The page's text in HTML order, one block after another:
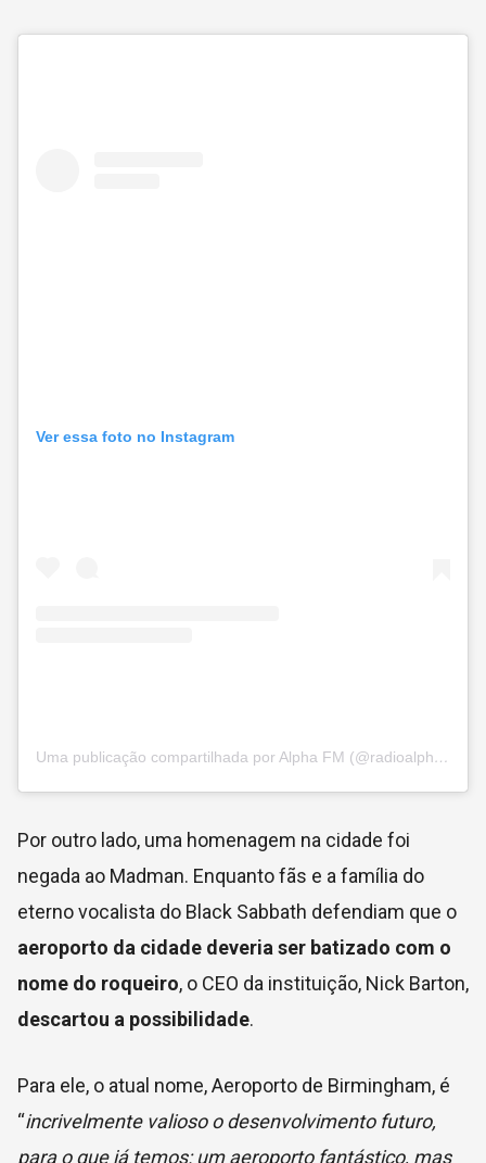
Ver essa foto no Instagram
Uma publicação compartilhada por Alpha FM (@radioalphafm)
Por outro lado, uma homenagem na cidade foi
negada ao Madman. Enquanto fãs e a família do
eterno vocalista do Black Sabbath defendiam que o
aeroporto da cidade deveria ser batizado com o
nome do roqueiro, o CEO da instituição, Nick Barton,
descartou a possibilidade.
Para ele, o atual nome, Aeroporto de Birmingham, é
“incrivelmente valioso o desenvolvimento futuro,
para o que já temos: um aeroporto fantástico, mas